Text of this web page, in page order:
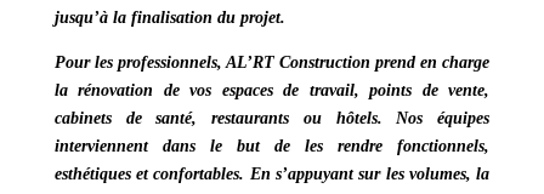
jusqu’à la finalisation du projet.
Pour les professionnels, AL’RT Construction prend en charge
la rénovation de vos espaces de travail, points de vente,
cabinets de santé, restaurants ou hôtels. Nos équipes
interviennent dans le but de les rendre fonctionnels,
esthétiques et confortables. En s’appuyant sur les volumes, la